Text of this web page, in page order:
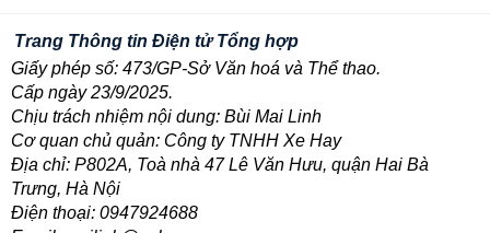
Trang Thông tin Điện tử Tổng hợp
Giấy phép số: 473/GP-Sở Văn hoá và Thể thao.
Cấp ngày 23/9/2025.
Chịu trách nhiệm nội dung: Bùi Mai Linh
Cơ quan chủ quản: Công ty TNHH Xe Hay
Địa chỉ: P802A, Toà nhà 47 Lê Văn Hưu, quận Hai Bà
Trưng, Hà Nội
Điện thoại: 0947924688